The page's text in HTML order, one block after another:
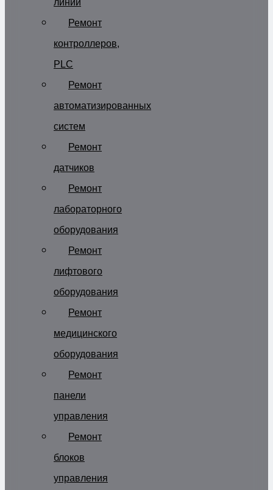
линий
Ремонт
контроллеров,
PLC
Ремонт
автоматизированных
систем
Ремонт
датчиков
Ремонт
лабораторного
оборудования
Ремонт
лифтового
оборудования
Ремонт
медицинского
оборудования
Ремонт
панели
управления
Ремонт
блоков
управления